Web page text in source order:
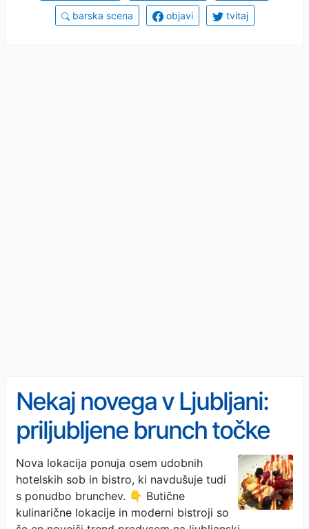
barska scena objavi tvitaj
Nekaj novega v Ljubljani:
priljubljene brunch točke
dobile konkurenco
Nova lokacija ponuja osem udobnih
hotelskih sob in bistro, ki navdušuje tudi
s ponudbo brunchev. 👇 Butične
kulinarične lokacije in moderni bistroji so